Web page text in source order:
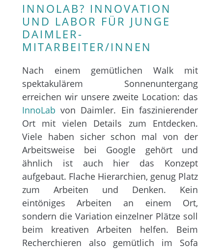
INNOLAB? INNOVATION
UND LABOR FÜR JUNGE
DAIMLER-
MITARBEITER/INNEN
Nach einem gemütlichen Walk mit
spektakulärem Sonnenuntergang
erreichen wir unsere zweite Location: das
InnoLab von Daimler. Ein faszinierender
Ort mit vielen Details zum Entdecken.
Viele haben sicher schon mal von der
Arbeitsweise bei Google gehört und
ähnlich ist auch hier das Konzept
aufgebaut. Flache Hierarchien, genug Platz
zum Arbeiten und Denken. Kein
eintöniges Arbeiten an einem Ort,
sondern die Variation einzelner Plätze soll
beim kreativen Arbeiten helfen. Beim
Recherchieren also gemütlich im Sofa